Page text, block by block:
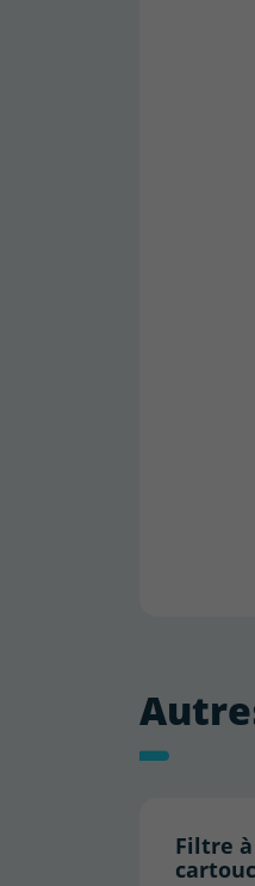
Filtre